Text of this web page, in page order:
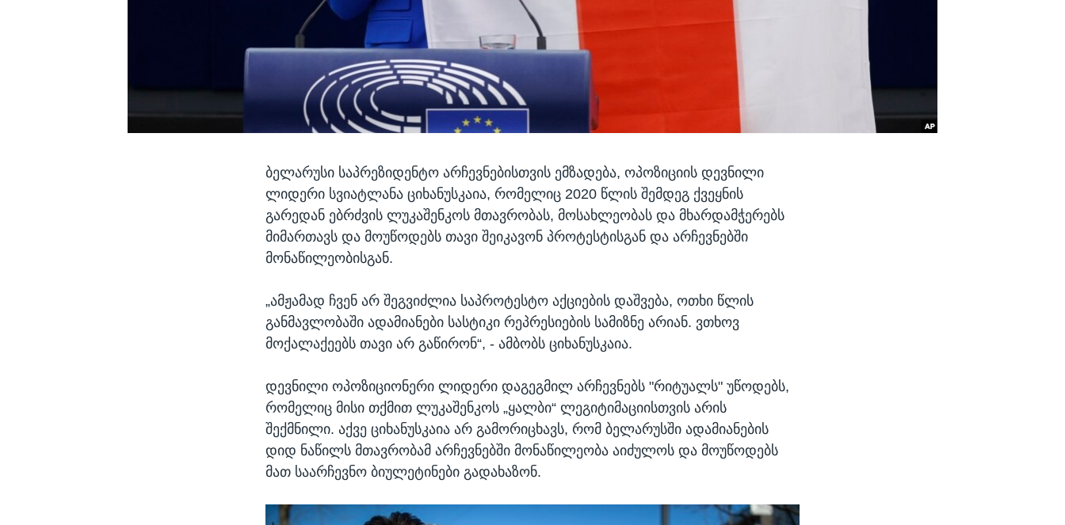
ბელარუსი საპრეზიდენტო არჩევნებისთვის ემზადება, ოპოზიციის დევნილი
ლიდერი სვიატლანა ციხანუსკაია, რომელიც 2020 წლის შემდეგ ქვეყნის
გარედან ებრძვის ლუკაშენკოს მთავრობას, მოსახლეობას და მხარდამჭერებს
მიმართავს და მოუწოდებს თავი შეიკავონ პროტესტისგან და არჩევნებში
მონაწილეობისგან.
„ამჟამად ჩვენ არ შეგვიძლია საპროტესტო აქციების დაშვება, ოთხი წლის
განმავლობაში ადამიანები სასტიკი რეპრესიების სამიზნე არიან. ვთხოვ
მოქალაქეებს თავი არ გაწირონ“, - ამბობს ციხანუსკაია.
დევნილი ოპოზიციონერი ლიდერი დაგეგმილ არჩევნებს "რიტუალს" უწოდებს,
რომელიც მისი თქმით ლუკაშენკოს „ყალბი“ ლეგიტიმაციისთვის არის
შექმნილი. აქვე ციხანუსკაია არ გამორიცხავს, რომ ბელარუსში ადამიანების
დიდ ნაწილს მთავრობამ არჩევნებში მონაწილეობა აიძულოს და მოუწოდებს
მათ საარჩევნო ბიულეტინები გადახაზონ.